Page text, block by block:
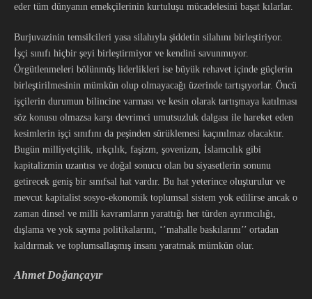
eder tüm dünyanın emekçilerinin kurtuluşu mücadelesini başat kılarlar.
Burjuvazinin temsilcileri yasa silahıyla şiddetin silahını birleştiriyor.
İşçi sınıfı hiçbir şeyi birleştirmiyor ve kendini savunmuyor.
Örgütlenmeleri bölünmüş liderlikleri ise büyük rehavet içinde güçlerin
birleştirilmesinin mümkün olup olmayacağı üzerinde tartışıyorlar. Öncü
işçilerin durumun bilincine varması ve kesin olarak tartışmaya katılması
söz konusu olmazsa karşı devrimci umutsuzluk dalgası ile hareket eden
kesimlerin işçi sınıfını da peşinden sürüklemesi kaçınılmaz olacaktır.
Bugün milliyetçilik, ırkçılık, faşizm, şovenizm, İslamcılık gibi
kapitalizmin uzantısı ve doğal sonucu olan bu siyasetlerin sonunu
getirecek geniş bir sınıfsal hat vardır. Bu hat yeterince oluşturulur ve
mevcut kapitalist sosyo-ekonomik toplumsal sistem yok edilirse ancak o
zaman dinsel ve milli kavramların yarattığı her türden ayrımcılığı,
dışlama ve yok sayma politikalarını, ‘’mahalle baskılarını’’ ortadan
kaldırmak ve toplumsallaşmış insanı yaratmak mümkün olur.
Ahmet Doğançayır